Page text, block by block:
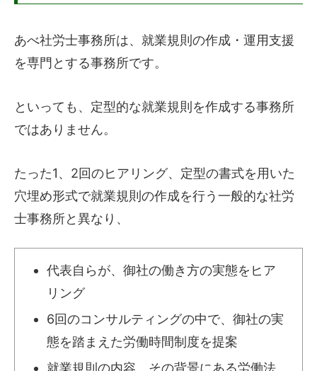
あべ社労士事務所は、就業規則の作成・運用支援
を専門とする事務所です。
といっても、定型的な就業規則を作成する事務所
ではありません。
たった1、2回のヒアリング、定型の書式を用いた
穴埋め形式で就業規則の作成を行う一般的な社労
士事務所と異なり、
代表自らが、御社の働き方の実態をヒア
リング
6回のコンサルティングの中で、御社の実
態を踏まえた労働時間制度を提案
就業規則の内容、その背景にある労働法